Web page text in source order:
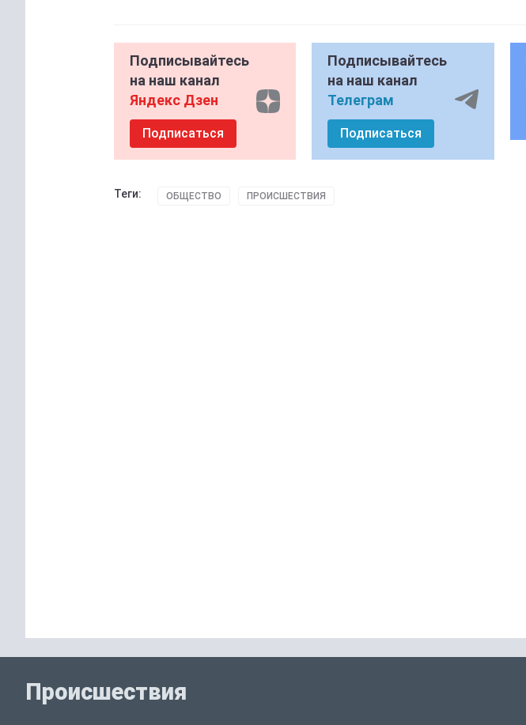
Подписывайтесь
на наш канал
Яндекс Дзен
Подписаться
Подписывайтесь
на наш канал
Телеграм
Подписаться
Теги: ОБЩЕСТВО ПРОИСШЕСТВИЯ
Происшествия